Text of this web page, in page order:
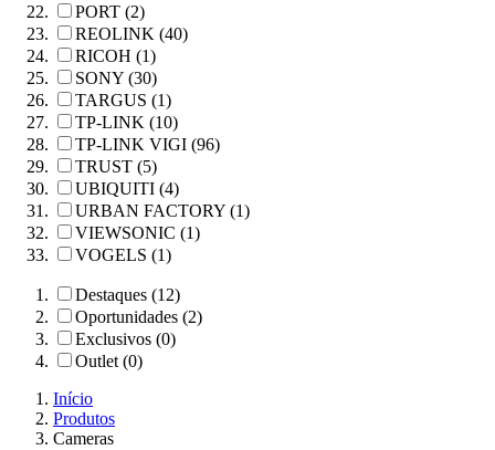
PORT (2)
REOLINK (40)
RICOH (1)
SONY (30)
TARGUS (1)
TP-LINK (10)
TP-LINK VIGI (96)
TRUST (5)
UBIQUITI (4)
URBAN FACTORY (1)
VIEWSONIC (1)
VOGELS (1)
Destaques (12)
Oportunidades (2)
Exclusivos (0)
Outlet (0)
Início
Produtos
Cameras